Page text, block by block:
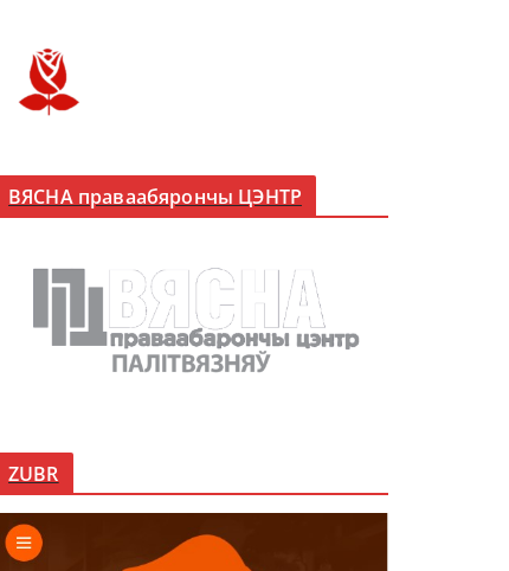
ВЯСНА праваабярончы ЦЭНТР
ZUBR